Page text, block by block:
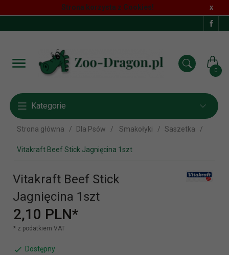
Strona korzysta z Cookies! x
0
Kategorie
Strona główna Dla Psów Smakołyki Saszetka
Vitakraft Beef Stick Jagnięcina 1szt
Vitakraft Beef Stick
Jagnięcina 1szt
2,10 PLN*
* z podatkiem VAT
Dostępny